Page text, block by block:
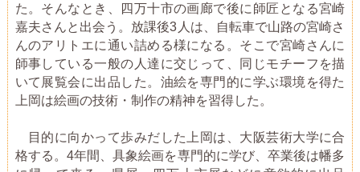
た。そんなとき、四万十市の画廊で後に師匠となる宮崎
嘉夫さんと出会う。放課後3人は、自転車で山路の宮崎さ
んのアリトエに通い詰める様になる。そこで宮崎さんに
師事している一般の人達に交じって、同じモチーフを描
いて展覧会に出品した。油絵を専門的に学ぶ環境を得た
上岡は絵画の技術・制作の精神を習得した。
目的に向かって歩みだした上岡は、大阪芸術大学に合
格する。4年間、具象絵画を専門的に学び、卒業後は幡多